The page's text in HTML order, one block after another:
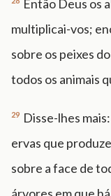
Então Deus os
multiplicai-vos;
sobre os peixes
todos os animais
29 Disse-lhes
ervas que
sobre a face de